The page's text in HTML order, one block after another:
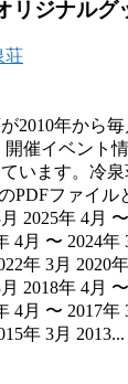
リジナルグ
荘
2010年から
催イベント
います。冷
PDFファイル
2025年 4月
4月 〜 2024年
年 3月 2020
2018年 4月
4月 〜 2017年
年 3月 2013...